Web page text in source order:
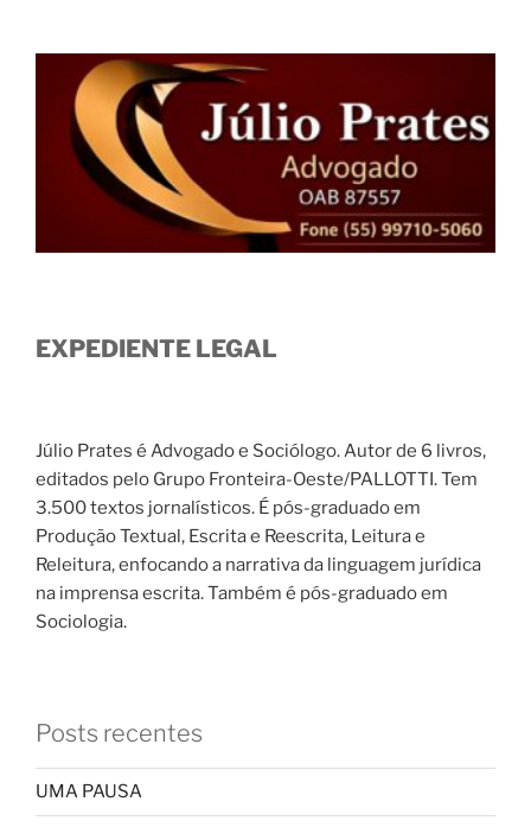
EXPEDIENTE LEGAL
Júlio Prates é Advogado e Sociólogo. Autor de 6 livros,
editados pelo Grupo Fronteira-Oeste/PALLOTTI. Tem
3.500 textos jornalísticos. É pós-graduado em
Produção Textual, Escrita e Reescrita, Leitura e
Releitura, enfocando a narrativa da linguagem jurídica
na imprensa escrita. Também é pós-graduado em
Sociologia.
Posts recentes
UMA PAUSA